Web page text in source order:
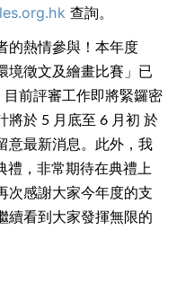
查詢。
的熱情參與！本年度
境徵文及繪畫比賽」已
前評審工作即將緊鑼密
將於 5 月底至 6 月初 於
意最新消息。此外，我
禮，非常期待在典禮上
次感謝大家今年度的支
續看到大家發揮無限的